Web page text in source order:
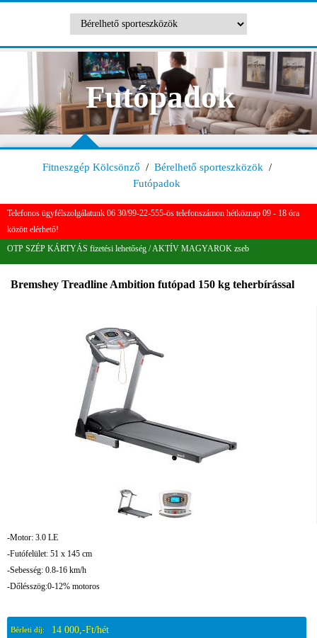
Futópadok
Fitneszgép Kölcsönző / Bérelhető sporteszközök /
Futópadok
Telefonos ügyfélszolgálatunk 06 30/99-22-555-ös telefonszámon hétköznap 09 - 18 óra
között elérhető!
OTP SZÉP KÁRTYÁS fizetési lehetőség / AKTÍV MAGYAROK zseb
Bremshey Treadline Ambition futópad 150 kg teherbírással
-Motor: 3.0 LE
-Futófelület: 51 x 145 cm
-Sebesség: 0.8-16 km/h
-Dőlésszög:0-12% motoros
Bérleti díj: 14 000,-Ft/hét